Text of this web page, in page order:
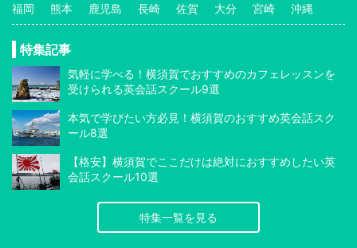
福岡 熊本 鹿児島 長崎 佐賀 大分 宮崎 沖縄
特集記事
気軽に学べる！横須賀でおすすめのカフェレッスンを
受けられる英会話スクール9選
本気で学びたい方必見！横須賀のおすすめ英会話スク
ール8選
【格安】横須賀でここだけは絶対におすすめしたい英
会話スクール10選
特集一覧を見る